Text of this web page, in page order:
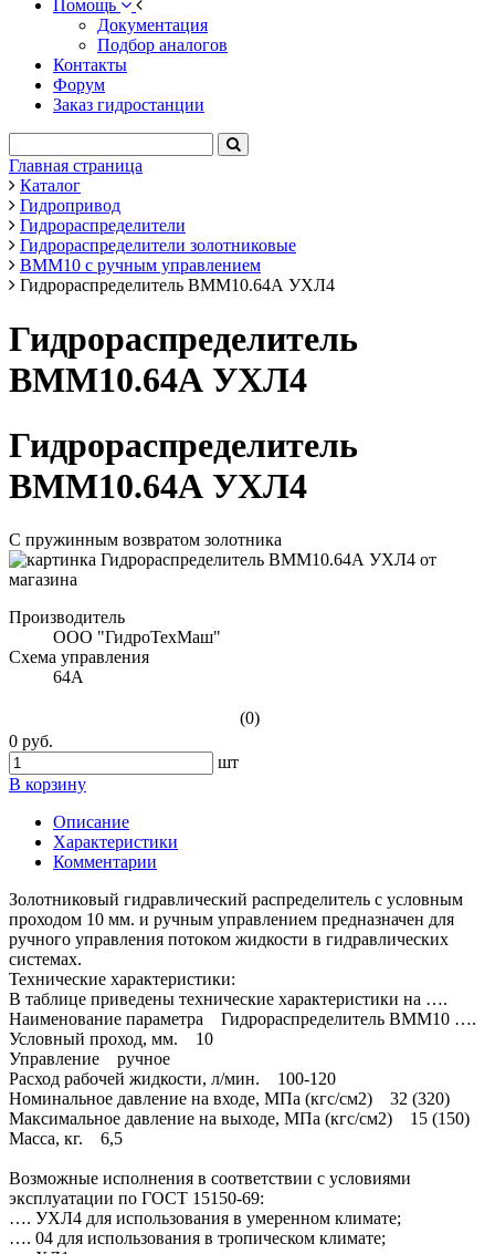
Помощь
Документация
Подбор аналогов
Контакты
Форум
Заказ гидростанции
Главная страница
Каталог
Гидропривод
Гидрораспределители
Гидрораспределители золотниковые
ВММ10 с ручным управлением
Гидрораспределитель ВММ10.64А УХЛ4
Гидрораспределитель
ВММ10.64А УХЛ4
Гидрораспределитель
ВММ10.64А УХЛ4
С пружинным возвратом золотника
Производитель
ООО "ГидроТехМаш"
Схема управления
64А
(0)
0 руб.
шт
В корзину
Описание
Характеристики
Комментарии
Золотниковый гидравлический распределитель с условным
проходом 10 мм. и ручным управлением предназначен для
ручного управления потоком жидкости в гидравлических
системах.
Технические характеристики:
В таблице приведены технические характеристики на ….
Наименование параметра Гидрораспределитель ВММ10 ….
Условный проход, мм. 10
Управление ручное
Расход рабочей жидкости, л/мин. 100-120
Номинальное давление на входе, МПа (кгс/см2) 32 (320)
Максимальное давление на выходе, МПа (кгс/см2) 15 (150)
Масса, кг. 6,5
Возможные исполнения в соответствии с условиями
эксплуатации по ГОСТ 15150-69:
…. УХЛ4 для использования в умеренном климате;
…. 04 для использования в тропическом климате;